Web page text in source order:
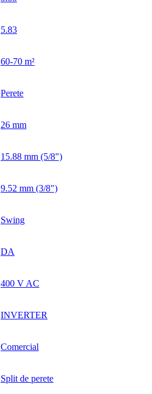
5.83
60-70 m²
Perete
26 mm
15.88 mm (5/8")
9.52 mm (3/8")
Swing
DA
400 V AC
INVERTER
Comercial
Split de perete